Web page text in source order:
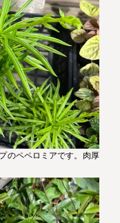
ペペロミアです。肉厚